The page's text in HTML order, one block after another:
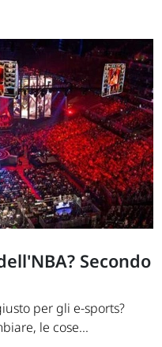
Secondo
per gli e-sports?
le cose...